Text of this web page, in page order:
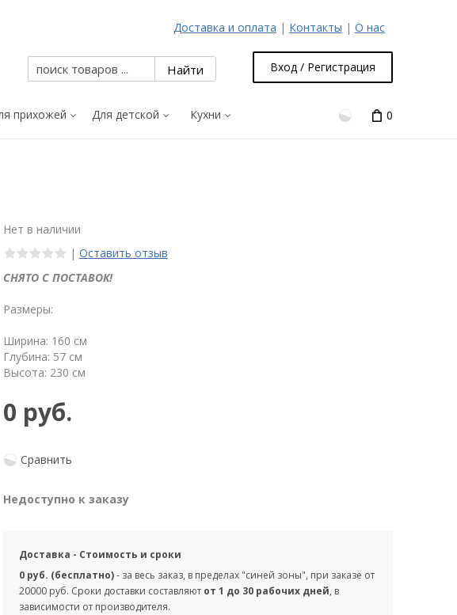
Доставка и оплата | Контакты | О нас
Вход / Регистрация
прихожей Для детской Кухни 0
Нет в наличии
| Оставить отзыв
СНЯТО С ПОСТАВОК!
Размеры:
Ширина: 160 см
Глубина: 57 см
Высота: 230 см
0 руб.
Сравнить
Недоступно к заказу
Доставка - Стоимость и сроки
0 руб. (бесплатно)- за весь заказ, в пределах "синей зоны", при заказе от
20000 руб. Сроки доставки составляют от 1 до 30 рабочих дней, в
зависимости от производителя.